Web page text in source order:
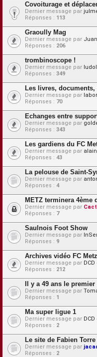
Covoiturage et
Dernier message par
Réponses : 113
Graoully Mag
Dernier message par
Réponses : 206
trombinoscope !
Dernier message par
Réponses : 349
Les livres, documents,
Dernier message par
Réponses : 70
Echanges entre
Dernier message par
Réponses : 343
Les gardiens du FC
Dernier message par
Réponses : 43
La pelouse de Saint-
Dernier message par
Réponses : 4
METZ terminera
Dernier message par
Réponses : 7
Saulnois Foot Show
Dernier message par
Réponses : 9
Archives vidéo FC
Dernier message par DCD
Réponses : 212
Il y a 49 ans le
Dernier message par
Réponses : 1
Ma super ligue 1
Dernier message par DCD
Réponses : 2
Le site de Fabien
Dernier message par
Réponses : 2